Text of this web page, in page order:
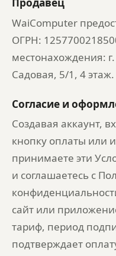
WaiComputer
ОГРН:
местонахождения:
Садовая, 5/1, 4 этаж.
Согласие и
Создавая аккаунт,
кнопку оплаты или
принимаете эти
и соглашаетесь с
сайт или
тариф, период
подтверждает